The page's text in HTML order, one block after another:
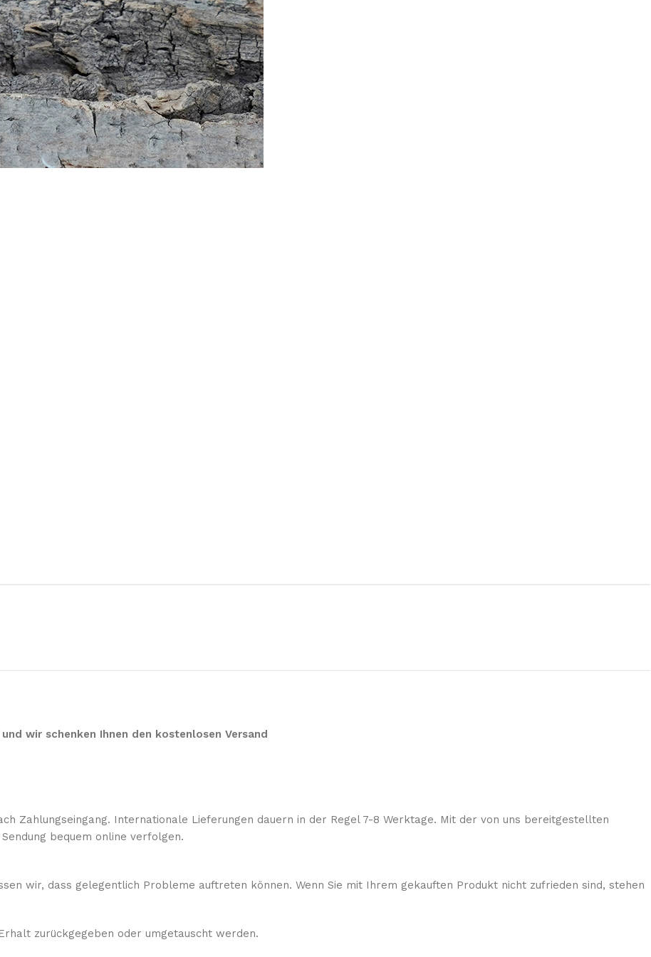
wir schenken Ihnen den kostenlosen Versand
Zahlungseingang. Internationale Lieferungen dauern in der Regel 7-8 Werktage. Mit der von uns bereitgestellten
bequem online verfolgen.
wir, dass gelegentlich Probleme auftreten können. Wenn Sie mit Ihrem gekauften Produkt nicht zufrieden sind, stehen
zurückgegeben oder umgetauscht werden.